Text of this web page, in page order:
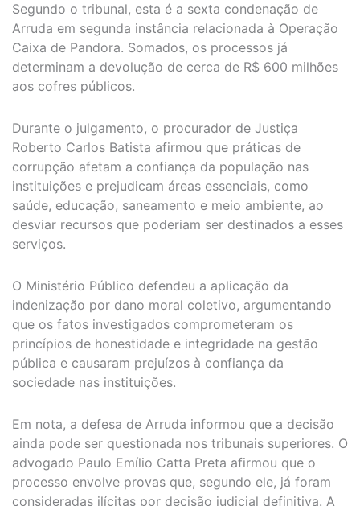
Segundo o tribunal, esta é a sexta condenação de
Arruda em segunda instância relacionada à Operação
Caixa de Pandora. Somados, os processos já
determinam a devolução de cerca de R$ 600 milhões
aos cofres públicos.
Durante o julgamento, o procurador de Justiça
Roberto Carlos Batista afirmou que práticas de
corrupção afetam a confiança da população nas
instituições e prejudicam áreas essenciais, como
saúde, educação, saneamento e meio ambiente, ao
desviar recursos que poderiam ser destinados a esses
serviços.
O Ministério Público defendeu a aplicação da
indenização por dano moral coletivo, argumentando
que os fatos investigados comprometeram os
princípios de honestidade e integridade na gestão
pública e causaram prejuízos à confiança da
sociedade nas instituições.
Em nota, a defesa de Arruda informou que a decisão
ainda pode ser questionada nos tribunais superiores. O
advogado Paulo Emílio Catta Preta afirmou que o
processo envolve provas que, segundo ele, já foram
consideradas ilícitas por decisão judicial definitiva. A